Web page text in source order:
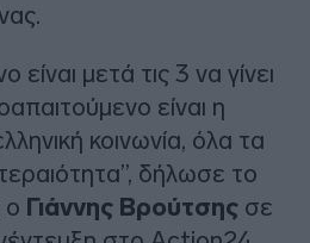
μετά τις 3 να γίνει
είναι η
κοινωνία, όλα τα
δήλωσε το
ο Γιάννης Βρούτσης σε